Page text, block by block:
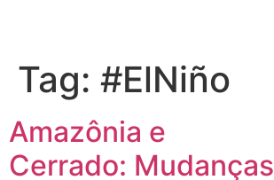
Tag: #ElNiño
Amazônia e
Cerrado: Mudanças